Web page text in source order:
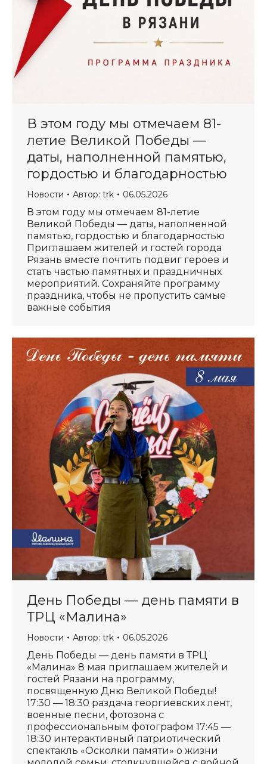
В этом году мы отмечаем 81-
летие Великой Победы —
даты, наполненной памятью,
гордостью и благодарностью
Новости Автор: trk 06.05.2026
В этом году мы отмечаем 81-летие
Великой Победы — даты, наполненной
памятью, гордостью и благодарностью
Приглашаем жителей и гостей города
Рязань вместе почтить подвиг героев и
стать частью памятных и праздничных
мероприятий. Сохраняйте программу
праздника, чтобы не пропустить самые
важные события
День Победы — день памяти в
ТРЦ «Малина»
Новости Автор: trk 06.05.2026
День Победы — день памяти в ТРЦ
«Малина» 8 мая приглашаем жителей и
гостей Рязани на программу,
посвященную Дню Великой Победы!
17:30 — 18:30 раздача георгиевских лент,
военные песни, фотозона с
профессиональным фотографом 17:45 —
18:30 интерактивный патриотический
спектакль «Осколки памяти» о жизни